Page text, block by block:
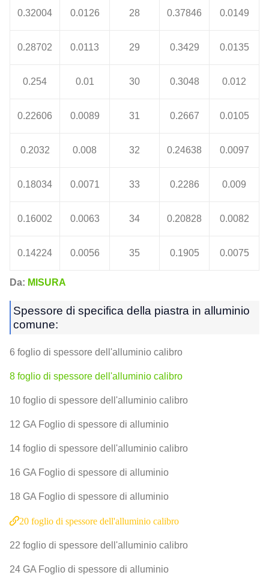
0.32004 0.0126 28 0.37846 0.0149
0.28702 0.0113 29 0.3429 0.0135
0.254 0.01 30 0.3048 0.012
0.22606 0.0089 31 0.2667 0.0105
0.2032 0.008 32 0.24638 0.0097
0.18034 0.0071 33 0.2286 0.009
0.16002 0.0063 34 0.20828 0.0082
0.14224 0.0056 35 0.1905 0.0075
Da: MISURA
Spessore di specifica della piastra in alluminio
comune:
6 foglio di spessore dell'alluminio calibro
8 foglio di spessore dell'alluminio calibro
10 foglio di spessore dell'alluminio calibro
12 GA Foglio di spessore di alluminio
14 foglio di spessore dell'alluminio calibro
16 GA Foglio di spessore di alluminio
18 GA Foglio di spessore di alluminio
20 foglio di spessore dell'alluminio calibro
22 foglio di spessore dell'alluminio calibro
24 GA Foglio di spessore di alluminio